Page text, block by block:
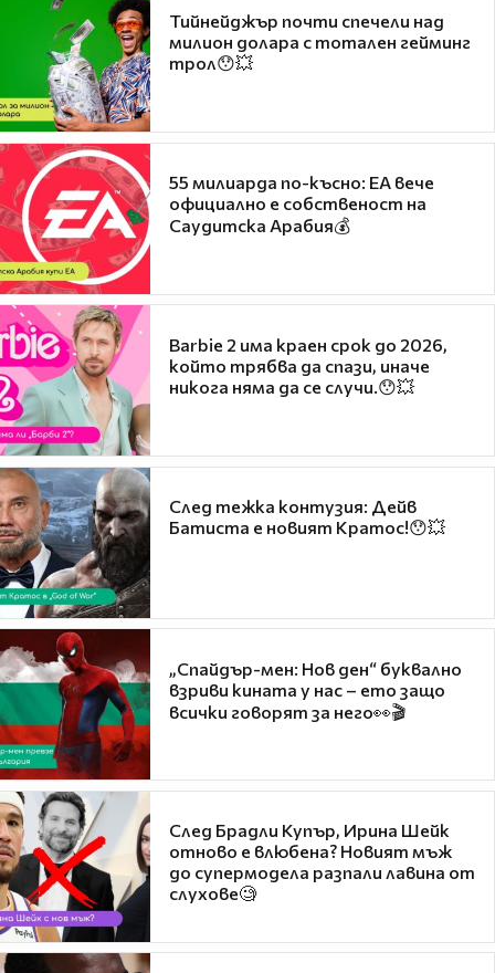
Тийнейджър почти спечели над
милион долара с тотален гейминг
трол😯💥
55 милиарда по-късно: EA вече
официално е собственост на
Саудитска Арабия💰
Barbie 2 има краен срок до 2026,
който трябва да спази, иначе
никога няма да се случи.😯💥
След тежка контузия: Дейв
Батиста е новият Кратос!😯💥
„Спайдър-мен: Нов ден“ буквално
взриви кината у нас – ето защо
всички говорят за него👀🎬
След Брадли Купър, Ирина Шейк
отново е влюбена? Новият мъж
до супермодела разпали лавина от
слухове🧐